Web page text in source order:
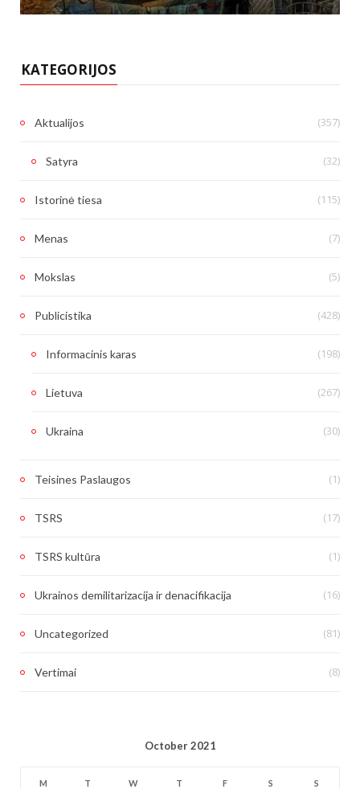
KATEGORIJOS
Aktualijos (357)
Satyra (32)
Istorinė tiesa (115)
Menas (7)
Mokslas (5)
Publicistika (428)
Informacinis karas (198)
Lietuva (267)
Ukraina (30)
Teisines Paslaugos (1)
TSRS (17)
TSRS kultūra (1)
Ukrainos demilitarizacija ir denacifikacija (16)
Uncategorized (81)
Vertimai (8)
October 2021
M T W T F S S